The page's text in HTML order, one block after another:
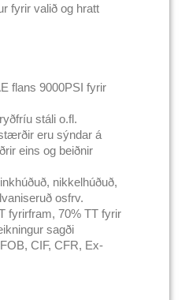
fyrir valið og hratt
flans 9000PSI fyrir
stáli o.fl.
eru sýndar á
eins og beiðnir
nikkelhúðuð,
osfrv.
fyrirfram, 70% TT fyrir
sagði
CIF, CFR, Ex-